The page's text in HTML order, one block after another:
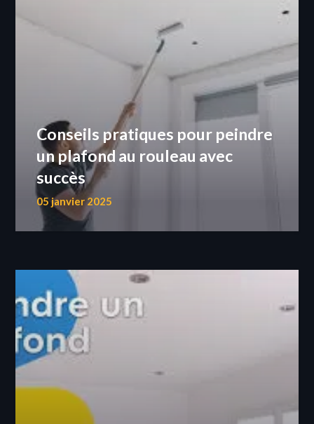
Conseils pratiques pour peindre
un plafond au rouleau avec
succès
05 janvier 2025